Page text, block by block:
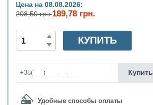
Цена на 08.08.2026:
208,50 грн189,78 грн.
Удобные способы оплаты
КУПИТЬ